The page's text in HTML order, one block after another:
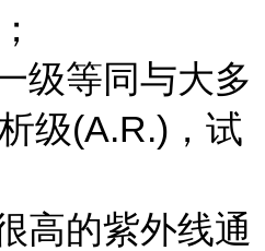
级等同与大多
级(A.R.)，试
高的紫外线通